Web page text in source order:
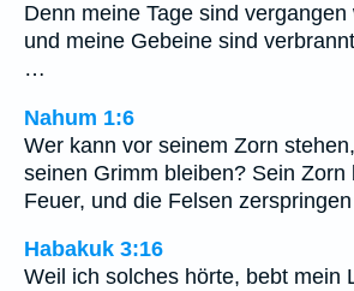
Denn meine Tage sind
und meine Gebeine sind
…
Nahum 1:6
Wer kann vor seinem Zorn
seinen Grimm bleiben? Sein Zorn
Feuer, und die Felsen
Habakuk 3:16
Weil ich solches hörte, bebt mein